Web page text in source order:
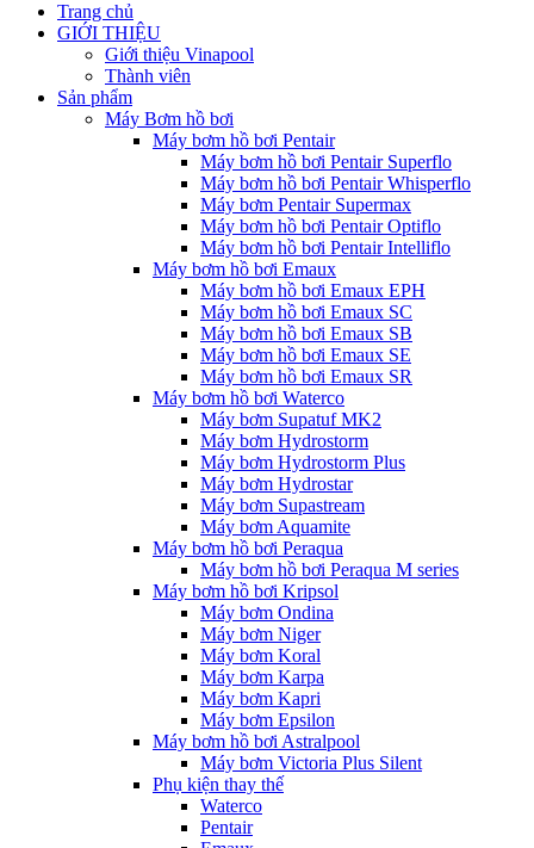
Trang chủ
GIỚI THIỆU
Giới thiệu Vinapool
Thành viên
Sản phẩm
Máy Bơm hồ bơi
Máy bơm hồ bơi Pentair
Máy bơm hồ bơi Pentair Superflo
Máy bơm hồ bơi Pentair Whisperflo
Máy bơm Pentair Supermax
Máy bơm hồ bơi Pentair Optiflo
Máy bơm hồ bơi Pentair Intelliflo
Máy bơm hồ bơi Emaux
Máy bơm hồ bơi Emaux EPH
Máy bơm hồ bơi Emaux SC
Máy bơm hồ bơi Emaux SB
Máy bơm hồ bơi Emaux SE
Máy bơm hồ bơi Emaux SR
Máy bơm hồ bơi Waterco
Máy bơm Supatuf MK2
Máy bơm Hydrostorm
Máy bơm Hydrostorm Plus
Máy bơm Hydrostar
Máy bơm Supastream
Máy bơm Aquamite
Máy bơm hồ bơi Peraqua
Máy bơm hồ bơi Peraqua M series
Máy bơm hồ bơi Kripsol
Máy bơm Ondina
Máy bơm Niger
Máy bơm Koral
Máy bơm Karpa
Máy bơm Kapri
Máy bơm Epsilon
Máy bơm hồ bơi Astralpool
Máy bơm Victoria Plus Silent
Phụ kiện thay thế
Waterco
Pentair